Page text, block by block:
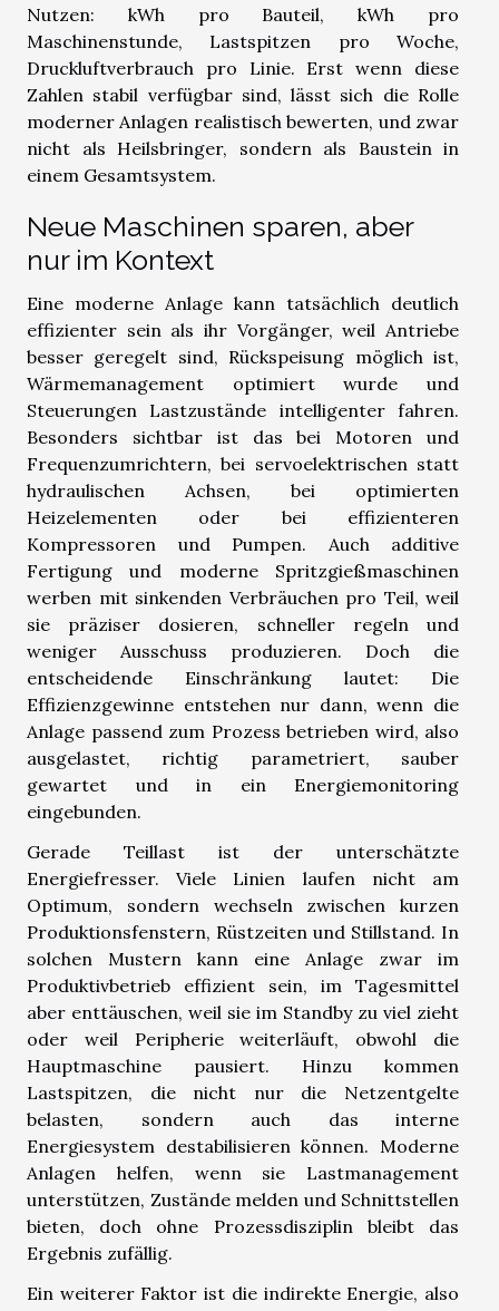
Nutzen: kWh pro Bauteil, kWh pro
Maschinenstunde, Lastspitzen pro Woche,
Druckluftverbrauch pro Linie. Erst wenn diese
Zahlen stabil verfügbar sind, lässt sich die Rolle
moderner Anlagen realistisch bewerten, und zwar
nicht als Heilsbringer, sondern als Baustein in
einem Gesamtsystem.
Neue Maschinen sparen, aber
nur im Kontext
Eine moderne Anlage kann tatsächlich deutlich
effizienter sein als ihr Vorgänger, weil Antriebe
besser geregelt sind, Rückspeisung möglich ist,
Wärmemanagement optimiert wurde und
Steuerungen Lastzustände intelligenter fahren.
Besonders sichtbar ist das bei Motoren und
Frequenzumrichtern, bei servoelektrischen statt
hydraulischen Achsen, bei optimierten
Heizelementen oder bei effizienteren
Kompressoren und Pumpen. Auch additive
Fertigung und moderne Spritzgießmaschinen
werben mit sinkenden Verbräuchen pro Teil, weil
sie präziser dosieren, schneller regeln und
weniger Ausschuss produzieren. Doch die
entscheidende Einschränkung lautet: Die
Effizienzgewinne entstehen nur dann, wenn die
Anlage passend zum Prozess betrieben wird, also
ausgelastet, richtig parametriert, sauber
gewartet und in ein Energiemonitoring
eingebunden.
Gerade Teillast ist der unterschätzte
Energiefresser. Viele Linien laufen nicht am
Optimum, sondern wechseln zwischen kurzen
Produktionsfenstern, Rüstzeiten und Stillstand. In
solchen Mustern kann eine Anlage zwar im
Produktivbetrieb effizient sein, im Tagesmittel
aber enttäuschen, weil sie im Standby zu viel zieht
oder weil Peripherie weiterläuft, obwohl die
Hauptmaschine pausiert. Hinzu kommen
Lastspitzen, die nicht nur die Netzentgelte
belasten, sondern auch das interne
Energiesystem destabilisieren können. Moderne
Anlagen helfen, wenn sie Lastmanagement
unterstützen, Zustände melden und Schnittstellen
bieten, doch ohne Prozessdisziplin bleibt das
Ergebnis zufällig.
Ein weiterer Faktor ist die indirekte Energie, also